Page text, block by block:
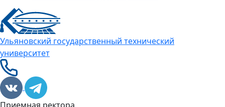
Ульяновский государственный технический
университет